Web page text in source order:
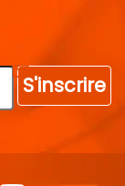
S'inscrire